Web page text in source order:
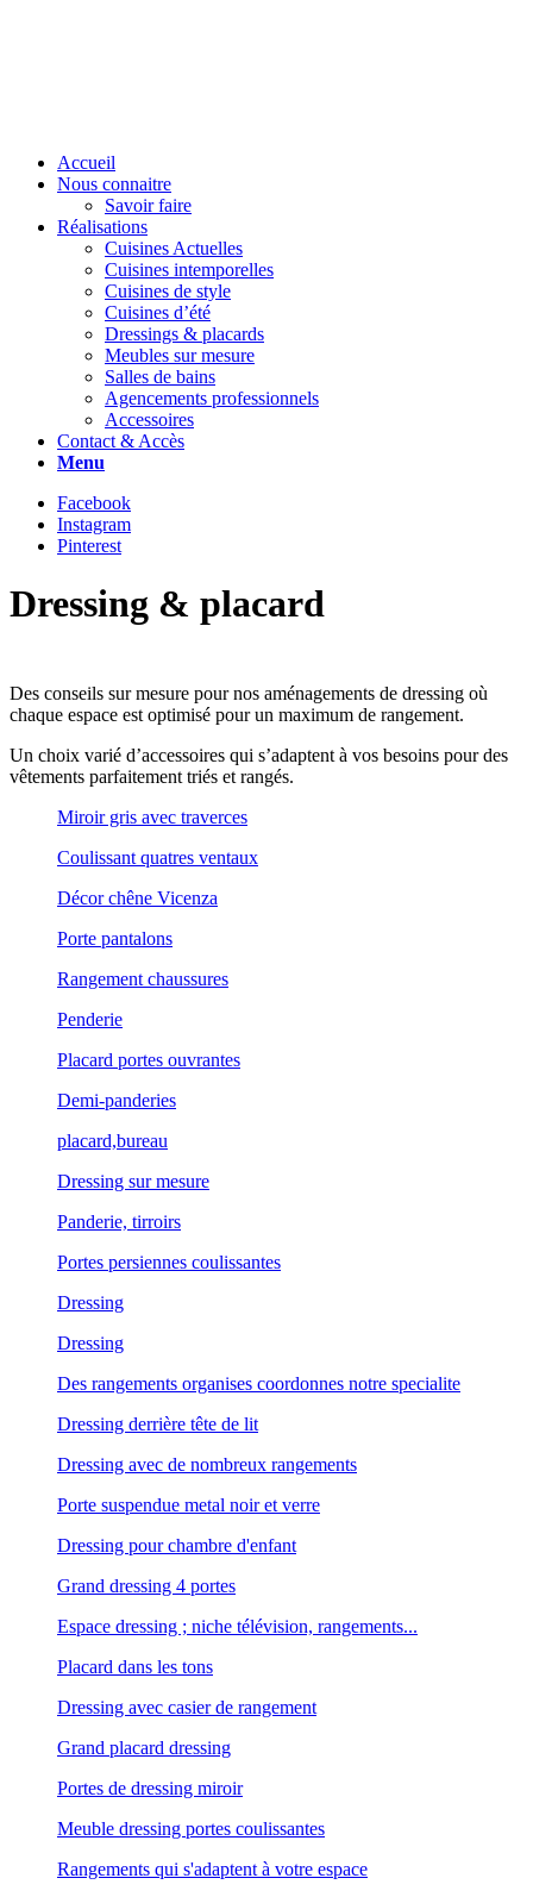
Accueil
Nous connaitre
Savoir faire
Réalisations
Cuisines Actuelles
Cuisines intemporelles
Cuisines de style
Cuisines d’été
Dressings & placards
Meubles sur mesure
Salles de bains
Agencements professionnels
Accessoires
Contact & Accès
Menu
Facebook
Instagram
Pinterest
Dressing & placard
Des conseils sur mesure pour nos aménagements de dressing où
chaque espace est optimisé pour un maximum de rangement.
Un choix varié d’accessoires qui s’adaptent à vos besoins pour des
vêtements parfaitement triés et rangés.
Miroir gris avec traverces
Coulissant quatres ventaux
Décor chêne Vicenza
Porte pantalons
Rangement chaussures
Penderie
Placard portes ouvrantes
Demi-panderies
placard,bureau
Dressing sur mesure
Panderie, tirroirs
Portes persiennes coulissantes
Dressing
Dressing
Des rangements organises coordonnes notre specialite
Dressing derrière tête de lit
Dressing avec de nombreux rangements
Porte suspendue metal noir et verre
Dressing pour chambre d'enfant
Grand dressing 4 portes
Espace dressing ; niche télévision, rangements...
Placard dans les tons
Dressing avec casier de rangement
Grand placard dressing
Portes de dressing miroir
Meuble dressing portes coulissantes
Rangements qui s'adaptent à votre espace